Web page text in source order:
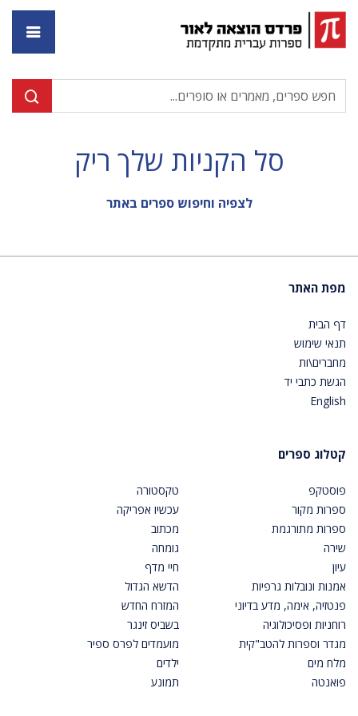
סל הקניות שלך ריק
לצפיה וחיפוש ספרים באתר
מפת האתר
דף הבית
תנאי שימוש
מחברים\ות
הגשת כתבי יד
English
קטלוג ספרים
פוסטקפ
ספרות מקור
ספרות מתורגמת
שירה
עיון
אמנות ונובלות גרפיות
פנטזיה, אימה, מדע בדיוני
רוחניות ופסיכולוגיה
מגדר וספרות להטב"קית
מלח מים
פואנטה
טקסטורה
עכשיו אפריקה
מכתוב
גומחה
חיי מדף
הדשא הגדול
המזרח החדש
בשביס זינגר
מועמדים לפרס ספיר
ילדים
תמונע